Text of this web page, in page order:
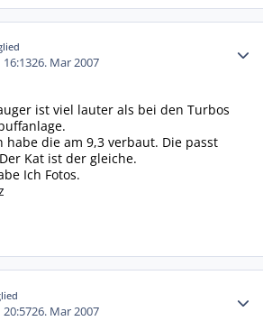
16:1326. Mar 2007
ist viel lauter als bei den Turbos
habe die am 9,3 verbaut. Die passt
Kat ist der gleiche.
Ich Fotos.
20:5726. Mar 2007